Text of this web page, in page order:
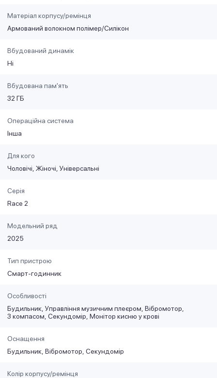
Матеріал корпусу/ремінця
Армований волокном полімер/Силікон
Вбудований динамік
Ні
Вбудована пам'ять
32 ГБ
Операційна система
Інша
Для кого
Чоловічі Жіночі Універсальні
Серія
Race 2
Модельний ряд
2025
Тип пристрою
Смарт-годинник
Особливості
Будильник Управління музичним плеєром Вібромотор
З компасом Секундомір Монітор кисню у крові
Оснащення
Будильник Вібромотор Секундомір
Колір корпусу/ремінця